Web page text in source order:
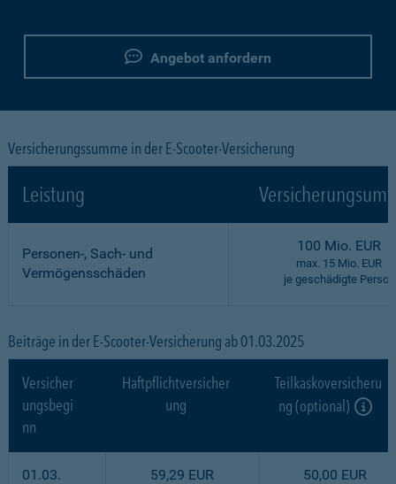
Angebot anfordern
Versicherungssumme in der E-Scooter-Versicherung
Leistung
Personen-, Sach- und
Vermögensschäden
100 Mio. EUR
max. 15 Mio. EUR
je geschädigte Person
Beiträge in der E-Scooter-Versicherung ab 01.03.2025
Versicher
ungsbegi
nn
Haftpflichtversicher
ung
Teilkaskoversicheru
ng (optional)
01.03.
59,29 EUR 50,00 EUR